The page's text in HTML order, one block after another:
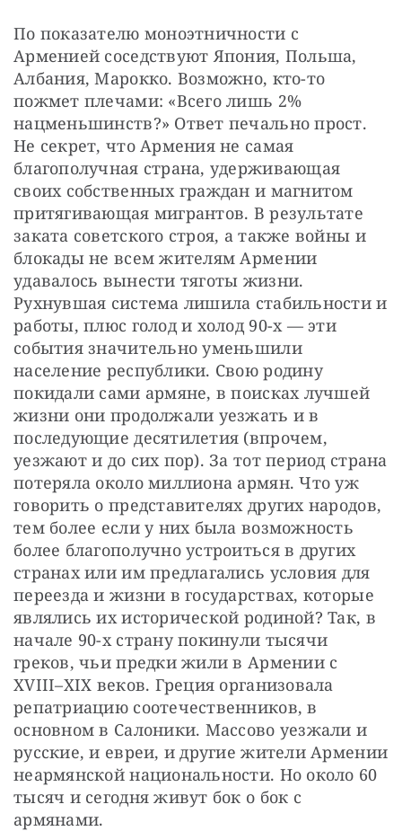
По показателю моноэтничности с
Арменией соседствуют Япония, Польша,
Албания, Марокко. Возможно, кто-то
пожмет плечами: «Всего лишь 2%
нацменьшинств?» Ответ печально прост.
Не секрет, что Армения не самая
благополучная страна, удерживающая
своих собственных граждан и магнитом
притягивающая мигрантов. В результате
заката советского строя, а также войны и
блокады не всем жителям Армении
удавалось вынести тяготы жизни.
Рухнувшая система лишила стабильности и
работы, плюс голод и холод 90-х — эти
события значительно уменьшили
население республики. Свою родину
покидали сами армяне, в поисках лучшей
жизни они продолжали уезжать и в
последующие десятилетия (впрочем,
уезжают и до сих пор). За тот период страна
потеряла около миллиона армян. Что уж
говорить о представителях других народов,
тем более если у них была возможность
более благополучно устроиться в других
странах или им предлагались условия для
переезда и жизни в государствах, которые
являлись их исторической родиной? Так, в
начале 90-х страну покинули тысячи
греков, чьи предки жили в Армении с
XVIII–XIX веков. Греция организовала
репатриацию соотечественников, в
основном в Салоники. Массово уезжали и
русские, и евреи, и другие жители Армении
неармянской национальности. Но около 60
тысяч и сегодня живут бок о бок с
армянами.